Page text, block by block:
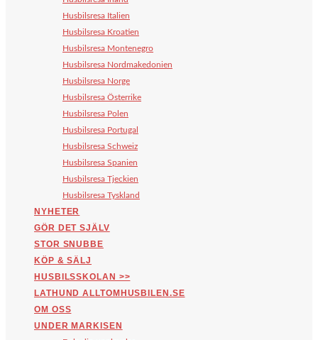
Husbilsresa Italien
Husbilsresa Kroatien
Husbilsresa Montenegro
Husbilsresa Nordmakedonien
Husbilsresa Norge
Husbilsresa Österrike
Husbilsresa Polen
Husbilsresa Portugal
Husbilsresa Schweiz
Husbilsresa Spanien
Husbilsresa Tjeckien
Husbilsresa Tyskland
NYHETER
GÖR DET SJÄLV
STOR SNUBBE
KÖP & SÄLJ
HUSBILSSKOLAN >>
LATHUND ALLTOMHUSBILEN.SE
OM OSS
UNDER MARKISEN